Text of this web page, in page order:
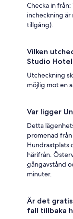
Checka in
incheckning är
tillgång).
Vilken
Studio
Utcheckning
möjlig mot en
Var ligger
Detta
promenad från
Hundrastplats
härifrån.
gångavstånd
minuter.
Är det
fall tillbaka